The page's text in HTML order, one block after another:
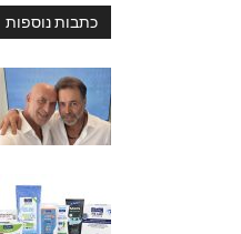
כתבות נוספות